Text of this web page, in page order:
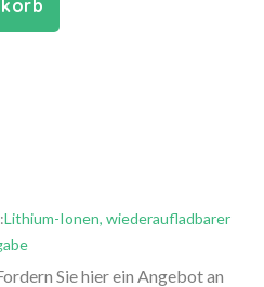
Lithium-Ionen, wiederaufladbarer
Sie hier ein Angebot an